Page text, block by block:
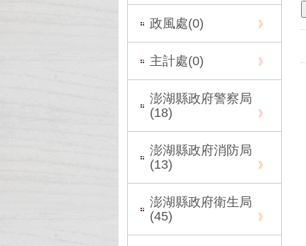
政風處(0)
主計處(0)
澎湖縣政府警察局
(18)
澎湖縣政府消防局
(13)
澎湖縣政府衛生局
(45)